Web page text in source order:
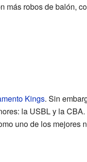
más robos de balón,
Kings. Sin
la USBL y la
uno de los mejores